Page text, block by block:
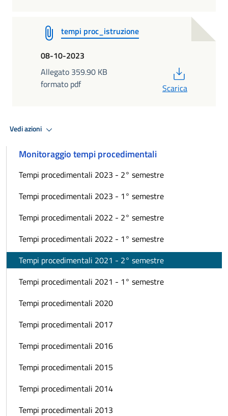
tempi proc_istruzione
08-10-2023
Allegato 359.90 KB
formato pdf
Scarica
Vedi azioni
Monitoraggio tempi procedimentali
Tempi procedimentali 2023 - 2° semestre
Tempi procedimentali 2023 - 1° semestre
Tempi procedimentali 2022 - 2° semestre
Tempi procedimentali 2022 - 1° semestre
Tempi procedimentali 2021 - 2° semestre
Tempi procedimentali 2021 - 1° semestre
Tempi procedimentali 2020
Tempi procedimentali 2017
Tempi procedimentali 2016
Tempi procedimentali 2015
Tempi procedimentali 2014
Tempi procedimentali 2013